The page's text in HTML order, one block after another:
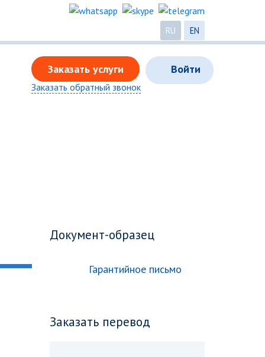
RU EN
Заказать услуги Войти
Заказать обратный звонок
Документ-образец
Гарантийное письмо
Заказать перевод